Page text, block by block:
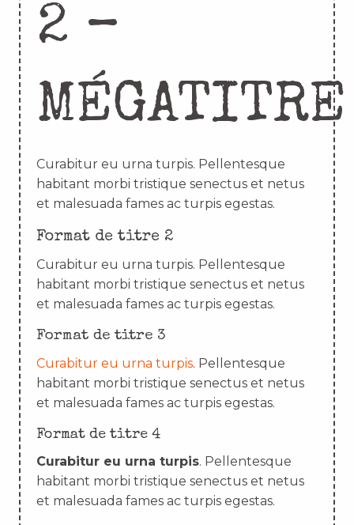
2 –
MÉGATITRE
Curabitur eu urna turpis. Pellentesque
habitant morbi tristique senectus et netus
et malesuada fames ac turpis egestas.
Format de titre 2
Curabitur eu urna turpis. Pellentesque
habitant morbi tristique senectus et netus
et malesuada fames ac turpis egestas.
Format de titre 3
Curabitur eu urna turpis. Pellentesque
habitant morbi tristique senectus et netus
et malesuada fames ac turpis egestas.
Format de titre 4
Curabitur eu urna turpis. Pellentesque
habitant morbi tristique senectus et netus
et malesuada fames ac turpis egestas.